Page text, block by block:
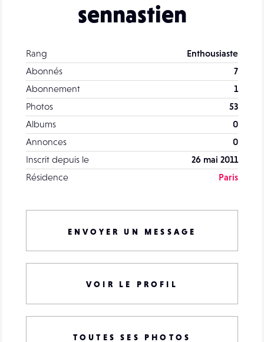
sennastien
Rang
Enthousiaste
Abonnés
7
Abonnement
1
Photos
53
Albums
0
Annonces
0
Inscrit depuis le
26 mai 2011
Résidence
Paris
ENVOYER UN MESSAGE
VOIR LE PROFIL
TOUTES SES PHOTOS